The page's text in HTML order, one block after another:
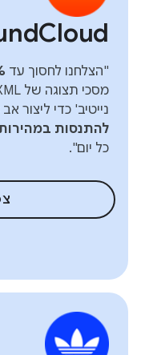
"הצלחנו לחסוך עד
נייטיב' כדי ליצור
להתנסות
כל יום".